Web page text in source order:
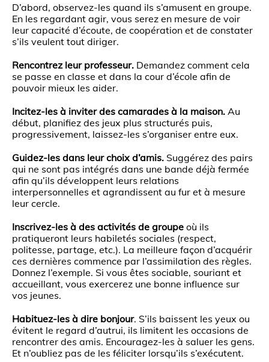
D’abord, observez-les quand ils s’amusent en groupe.
En les regardant agir, vous serez en mesure de voir
leur capacité d’écoute, de coopération et de constater
s’ils veulent tout diriger.
Rencontrez leur professeur. Demandez comment cela
se passe en classe et dans la cour d’école afin de
pouvoir mieux les aider.
Incitez-les à inviter des camarades à la maison. Au
début, planifiez des jeux plus structurés puis,
progressivement, laissez-les s’organiser entre eux.
Guidez-les dans leur choix d’amis. Suggérez des pairs
qui ne sont pas intégrés dans une bande déjà fermée
afin qu’ils développent leurs relations
interpersonnelles et agrandissent au fur et à mesure
leur cercle.
Inscrivez-les à des activités de groupe où ils
pratiqueront leurs habiletés sociales (respect,
politesse, partage, etc.). La meilleure façon d’acquérir
ces dernières commence par l’assimilation des règles.
Donnez l’exemple. Si vous êtes sociable, souriant et
accueillant, vous exercerez une bonne influence sur
vos jeunes.
Habituez-les à dire bonjour. S’ils baissent les yeux ou
évitent le regard d’autrui, ils limitent les occasions de
rencontrer des amis. Encouragez-les à saluer les gens.
Et n’oubliez pas de les féliciter lorsqu’ils s’exécutent.